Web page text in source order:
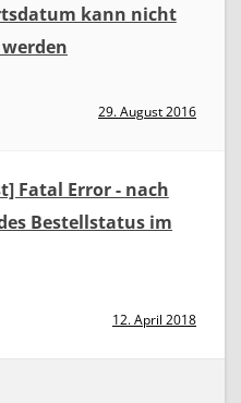
kann nicht
29. August 2016
Fatal Error - nach
Bestellstatus im
12. April 2018